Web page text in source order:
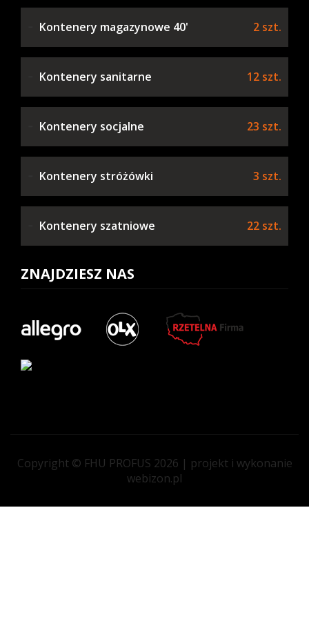
Kontenery magazynowe 40' 2 szt.
Kontenery sanitarne 12 szt.
Kontenery socjalne 23 szt.
Kontenery stróżówki 3 szt.
Kontenery szatniowe 22 szt.
ZNAJDZIESZ NAS
Copyright © FHU PROFUS 2026 | projekt i wykonanie
webizon.pl